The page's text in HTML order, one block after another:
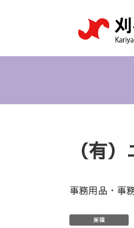
ツ
キ
シ
に
（有
事務用品・事
業種